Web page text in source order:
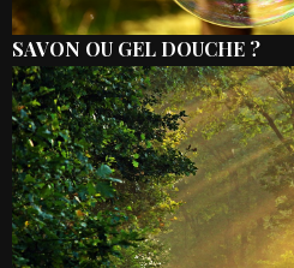
SAVON OU GEL DOUCHE ?